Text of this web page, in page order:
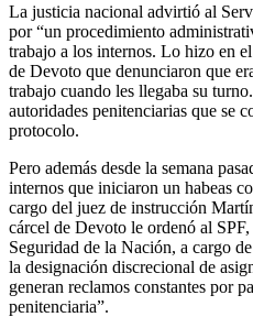
La justicia nacional advirtió al
por “un procedimiento
trabajo a los internos. Lo hizo en
de Devoto que denunciaron que
trabajo cuando les llegaba su
autoridades penitenciarias que se
protocolo.
Pero además desde la semana
internos que iniciaron un habeas
cargo del juez de instrucción
cárcel de Devoto le ordenó al
Seguridad de la Nación, a cargo
la designación discrecional de
generan reclamos constantes por
penitenciaria”.